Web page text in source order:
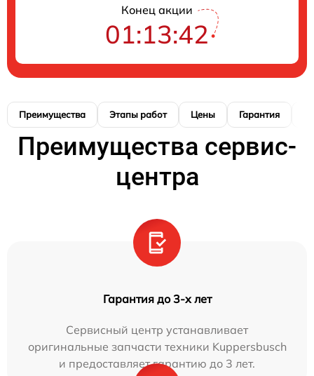
Конец акции
01:13:41
Преимущества Этапы работ Цены Гарантия
Преимущества сервис-
центра
Гарантия до 3-х лет
Сервисный центр устанавливает
оригинальные запчасти техники Kuppersbusch
и предоставляет гарантию до 3 лет.